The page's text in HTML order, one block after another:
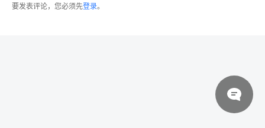
要发表评论，您必须先登录。